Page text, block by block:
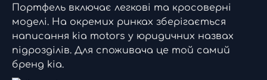
Портфель включає легкові та кросоверні
моделі. На окремих ринках зберігається
написання kia motors у юридичних назвах
підрозділів. Для споживача це той самий
бренд kia.